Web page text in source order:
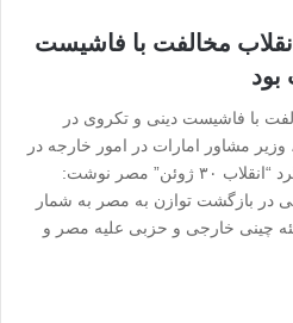
مخالفت با فاشیست
با فاشیست دینی و تکروی در
مشاور امارات در امور خارجه در
توئیتی به مناسبت چهارمین سالگرد “انقلاب ۳۰ ژوئن” مصر نوشت:
در بازگشت توازن به مصر به شمار
چینی خارجی و حزبی علیه مصر و